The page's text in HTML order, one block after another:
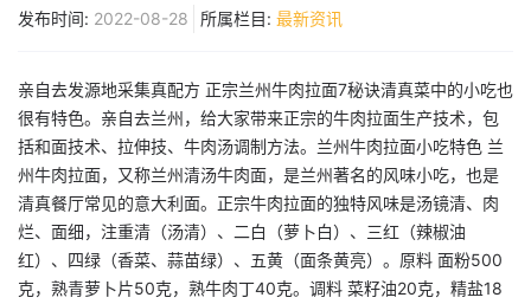
发布时间: 2022-08-28 所属栏目: 最新资讯
亲自去发源地采集真配方 正宗兰州牛肉拉面7秘诀清真菜中的小吃也
很有特色。亲自去兰州，给大家带来正宗的牛肉拉面生产技术，包
括和面技术、拉伸技、牛肉汤调制方法。兰州牛肉拉面小吃特色 兰
州牛肉拉面，又称兰州清汤牛肉面，是兰州著名的风味小吃，也是
清真餐厅常见的意大利面。正宗牛肉拉面的独特风味是汤镜清、肉
烂、面细，注重清（汤清）、二白（萝卜白）、三红（辣椒油
红）、四绿（香菜、蒜苗绿）、五黄（面条黄亮）。原料 面粉500
克，熟青萝卜片50克，熟牛肉丁40克。调料 菜籽油20克，精盐18